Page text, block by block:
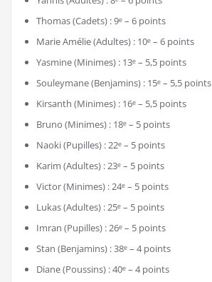
Thomas (Cadets) : 9ᵉ – 6 points
Marie Amélie (Adultes) : 10ᵉ – 6 points
Yasmine (Minimes) : 13ᵉ – 5,5 points
Souleymane (Benjamins) : 15ᵉ – 5,5 points
Kirsanth (Minimes) : 16ᵉ – 5,5 points
Bruno (Minimes) : 18ᵉ – 5 points
Naoki (Pupilles) : 22ᵉ – 5 points
Karim (Adultes) : 23ᵉ – 5 points
Victor (Minimes) : 24ᵉ – 5 points
Lukas (Adultes) : 25ᵉ – 5 points
Imran (Pupilles) : 26ᵉ – 5 points
Stan (Benjamins) : 38ᵉ – 4 points
Diane (Poussins) : 40ᵉ – 4 points